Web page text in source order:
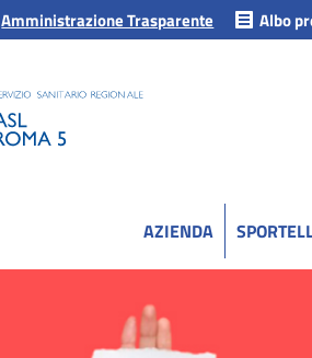
Amministrazione Trasparente Albo
AZIENDA